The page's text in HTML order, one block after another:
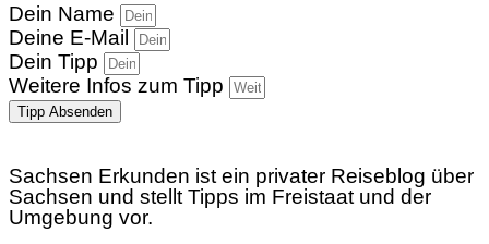
Dein Name
Deine E-Mail
Dein Tipp
Weitere Infos zum Tipp
Tipp Absenden
Sachsen Erkunden ist ein privater Reiseblog über
Sachsen und stellt Tipps im Freistaat und der
Umgebung vor.